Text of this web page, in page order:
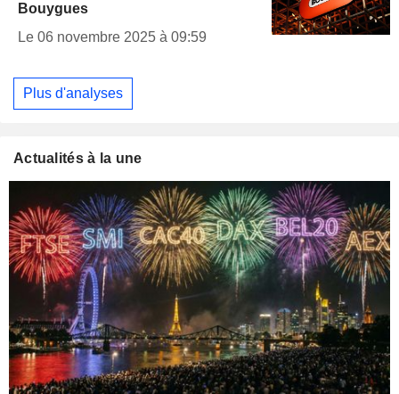
Bouygues
Le 06 novembre 2025 à 09:59
Plus d'analyses
Actualités à la une